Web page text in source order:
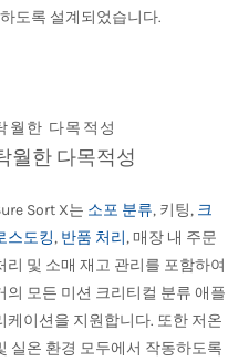
도록 설계되었습니다.
월한 다목적성
월한 다목적성
Sort X는 소포 분류, 키팅, 크
스도킹, 반품 처리, 매장 내 주문
리 및 소매 재고 관리를 포함하여
의 모든 미션 크리티컬 분류 애플
케이션을 지원합니다. 또한 저온
실온 환경 모두에서 작동하도록